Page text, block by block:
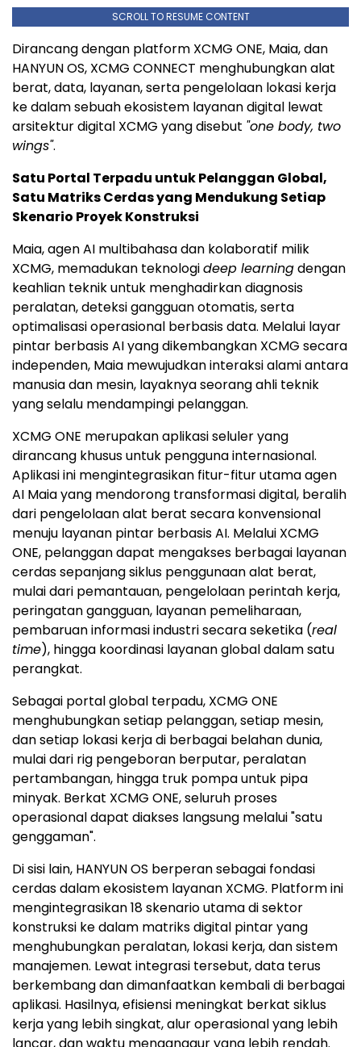
SCROLL TO RESUME CONTENT
Dirancang dengan platform XCMG ONE, Maia, dan
HANYUN OS, XCMG CONNECT menghubungkan alat
berat, data, layanan, serta pengelolaan lokasi kerja
ke dalam sebuah ekosistem layanan digital lewat
arsitektur digital XCMG yang disebut "one body, two
wings".
Satu Portal Terpadu untuk Pelanggan Global,
Satu Matriks Cerdas yang Mendukung Setiap
Skenario Proyek Konstruksi
Maia, agen AI multibahasa dan kolaboratif milik
XCMG, memadukan teknologideep learningdengan
keahlian teknik untuk menghadirkan diagnosis
peralatan, deteksi gangguan otomatis, serta
optimalisasi operasional berbasis data. Melalui layar
pintar berbasis AI yang dikembangkan XCMG secara
independen, Maia mewujudkan interaksi alami antara
manusia dan mesin, layaknya seorang ahli teknik
yang selalu mendampingi pelanggan.
XCMG ONE merupakan aplikasi seluler yang
dirancang khusus untuk pengguna internasional.
Aplikasi ini mengintegrasikan fitur-fitur utama agen
AI Maia yang mendorong transformasi digital, beralih
dari pengelolaan alat berat secara konvensional
menuju layanan pintar berbasis AI. Melalui XCMG
ONE, pelanggan dapat mengakses berbagai layanan
cerdas sepanjang siklus penggunaan alat berat,
mulai dari pemantauan, pengelolaan perintah kerja,
peringatan gangguan, layanan pemeliharaan,
pembaruan informasi industri secara seketika (real
time), hingga koordinasi layanan global dalam satu
perangkat.
Sebagai portal global terpadu, XCMG ONE
menghubungkan setiap pelanggan, setiap mesin,
dan setiap lokasi kerja di berbagai belahan dunia,
mulai dari rig pengeboran berputar, peralatan
pertambangan, hingga truk pompa untuk pipa
minyak. Berkat XCMG ONE, seluruh proses
operasional dapat diakses langsung melalui "satu
genggaman".
Di sisi lain, HANYUN OS berperan sebagai fondasi
cerdas dalam ekosistem layanan XCMG. Platform ini
mengintegrasikan 18 skenario utama di sektor
konstruksi ke dalam matriks digital pintar yang
menghubungkan peralatan, lokasi kerja, dan sistem
manajemen. Lewat integrasi tersebut, data terus
berkembang dan dimanfaatkan kembali di berbagai
aplikasi. Hasilnya, efisiensi meningkat berkat siklus
kerja yang lebih singkat, alur operasional yang lebih
lancar, dan waktu menganggur yang lebih rendah.